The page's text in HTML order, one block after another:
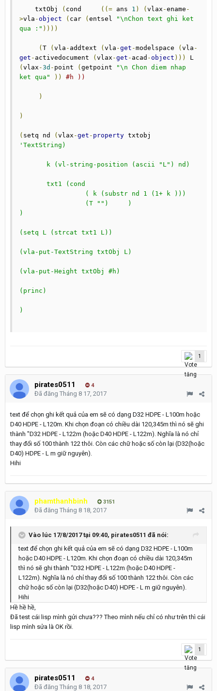
txtObj ( cond ((= ans 1 ) ( vlax -ename -
>vla -object ( car ( entsel
"\nChon text ghi ket
qua :" ))))
( T ( vla - addtext ( vla -get -modelspace ( vla -
get - activedocument ( vlax -get - acad -object )))
( vlax -3d - point ( getpoint
"\n Chon diem nhap
ket qua"
)) #h ))
)
)
( setq nd ( vlax -get - property
'TextString)
k (vl-string-position (ascii "L") nd)
txt1 (cond
( k (substr nd 1 (1+ k )))
(T "")     )
)
(setq L (strcat txt1 L))
(vla-put-TextString txtObj L)
(vla-put-Height txtObj #h)
(princ)
)
1
pirates0511 4
Đã đăng Tháng 8 17, 2017
text để chọn ghi kết quả của em sẽ có dạng D32 HDPE - L100m hoặc
D40 HDPE - L120m. Khi chọn đoạn có chiều dài 120,345m thì nó sẽ ghi
thành "D32 HDPE - L122m (hoặc D40 HDPE - L122m). Nghĩa là nó chỉ
thay đổi số 100 thành 122 thôi. Còn các chữ hoặc số còn lại (D32(hoặc
D40) HDPE - L m giữ nguyên).
Hihi
phamthanhbinh 3151
Đã đăng Tháng 8 18, 2017
Vào lúc 17/8/2017 tại 09:40, pirates0511 đã nói:
text để chọn ghi kết quả của em sẽ có dạng D32 HDPE - L100m
hoặc D40 HDPE - L120m. Khi chọn đoạn có chiều dài 120,345m
thì nó sẽ ghi thành "D32 HDPE - L122m (hoặc D40 HDPE -
L122m). Nghĩa là nó chỉ thay đổi số 100 thành 122 thôi. Còn các
chữ hoặc số còn lại (D32(hoặc D40) HDPE - L m giữ nguyên).
Hihi
Hề hề hề,
Đã test cái lisp mình gửi chưa??? Theo mình nếu chỉ có như trên thì cái
lisp mình sửa là OK rồi.
1
pirates0511 4
Đã đăng Tháng 8 18, 2017